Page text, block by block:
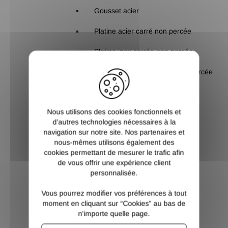
Gousset acier
Platine acier carré non percée
Platine inox carrée non percée
Platine aluminium carrée non percée
Platine aluminium rectangle non
Platine cache scellement
Platine soudée
Platine acier avec anneaux
Poteau acier
Poteau carré
Nous utilisons des cookies fonctionnels et
d’autres technologies nécessaires à la
navigation sur notre site. Nos partenaires et
nous-mêmes utilisons également des
cookies permettant de mesurer le trafic afin
de vous offrir une expérience client
personnalisée.
Vous pourrez modifier vos préférences à tout
moment en cliquant sur “Cookies” au bas de
n'importe quelle page.